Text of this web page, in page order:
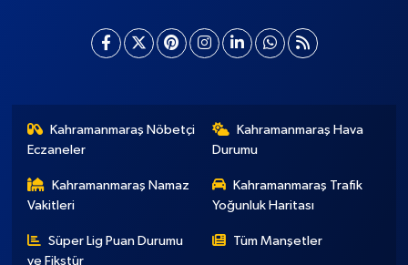
Kahramanmaraş Nöbetçi
Eczaneler
Kahramanmaraş Hava
Durumu
Kahramanmaraş Namaz
Vakitleri
Kahramanmaraş Trafik
Yoğunluk Haritası
Süper Lig Puan Durumu
ve Fikstür
Tüm Manşetler